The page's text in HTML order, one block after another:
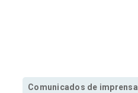
Comunicados de imprensa